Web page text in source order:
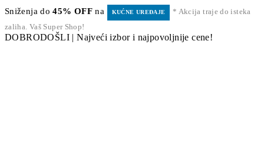
Sniženja do45% OFF na KUĆNE UREĐAJE
* Akcija traje do isteka
zaliha. Vaš Super Shop!
DOBRODOŠLI | Najveći izbor i najpovoljnije cene!